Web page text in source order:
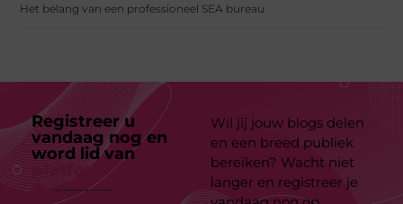
Het belang van een professioneel SEA bureau
Registreer u
vandaag nog en
word lid van
platform
Wil jij jouw blogs delen
en een breed publiek
bereiken? Wacht niet
langer en registreer je